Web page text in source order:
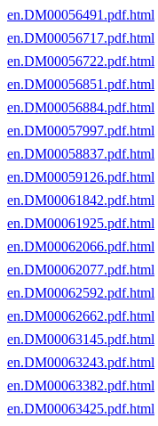
en.DM00056491.pdf.html
en.DM00056717.pdf.html
en.DM00056722.pdf.html
en.DM00056851.pdf.html
en.DM00056884.pdf.html
en.DM00057997.pdf.html
en.DM00058837.pdf.html
en.DM00059126.pdf.html
en.DM00061842.pdf.html
en.DM00061925.pdf.html
en.DM00062066.pdf.html
en.DM00062077.pdf.html
en.DM00062592.pdf.html
en.DM00062662.pdf.html
en.DM00063145.pdf.html
en.DM00063243.pdf.html
en.DM00063382.pdf.html
en.DM00063425.pdf.html